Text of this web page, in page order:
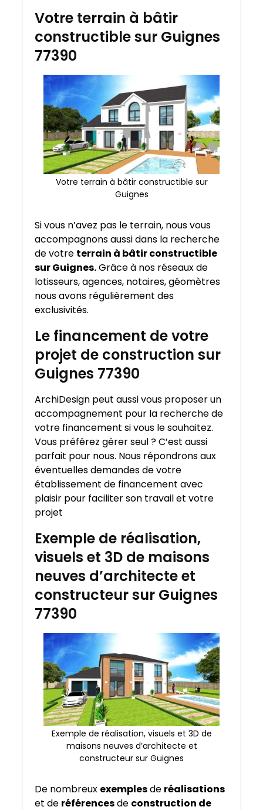
Votre terrain à bâtir
constructible sur Guignes
77390
Votre terrain à bâtir constructible sur
Guignes
Si vous n’avez pas le terrain, nous vous
accompagnons aussi dans la recherche
de votre terrain à bâtir constructible
sur Guignes.Grâce à nos réseaux de
lotisseurs, agences, notaires, géomètres
nous avons régulièrement des
exclusivités.
Le financement de votre
projet de construction sur
Guignes 77390
ArchiDesign peut aussi vous proposer un
accompagnement pour la recherche de
votre financement si vous le souhaitez.
Vous préférez gérer seul ? C’est aussi
parfait pour nous. Nous répondrons aux
éventuelles demandes de votre
établissement de financement avec
plaisir pour faciliter son travail et votre
projet
Exemple de réalisation,
visuels et 3D de maisons
neuves d’architecte et
constructeur sur Guignes
77390
Exemple de réalisation, visuels et 3D de
maisons neuves d’architecte et
constructeur sur Guignes
De nombreux exemplesde réalisations
et de référencesde construction de